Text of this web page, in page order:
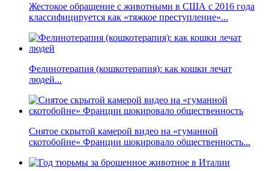
Жестокое обращение с животными в США с 2016 года
классифицируется как «тяжкое преступление»...
Фелинотерапия (кошкотерапия): как кошки лечат
людей...
Снятое скрытой камерой видео на «гуманной
скотобойне» Франции шокировало общественность...